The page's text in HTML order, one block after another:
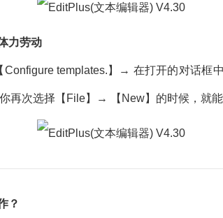
力劳动
templates.】→ 在打开的对话框中“
再次选择【File】→ 【New】的时候，就能
？